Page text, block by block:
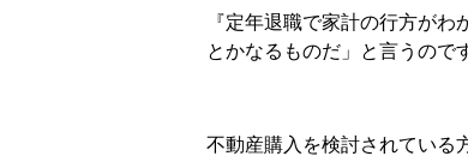
『定年退職で家計の行方が
とかなるものだ」と言うので
不動産購入を検討されている